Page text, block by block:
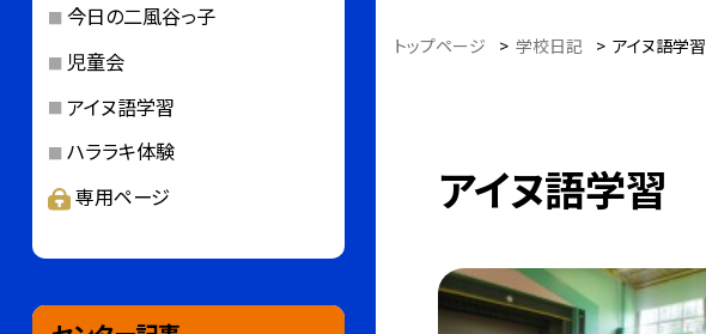
トップページ > 学校日記 > アイヌ語学習
アイヌ語学習
今日の二風谷っ子
児童会
アイヌ語学習
ハララキ体験
専用ページ